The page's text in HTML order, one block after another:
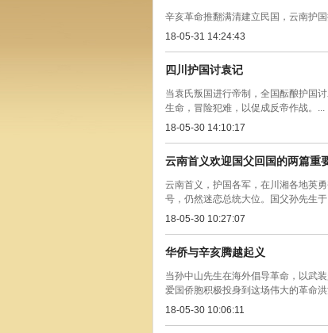
辛亥革命推翻满清建立民国，云南护
18-05-31 14:24:43
四川护国讨袁记
当袁氏叛国进行帝制，全国酝酿护国
生命，冒险犯难，以促成反帝作战。...
18-05-30 14:10:17
云南首义欢迎国父回国的两篇重
云南首义，护国各军，在川湘各地英
号，仍然迷恋总统大位。国父孙先生
18-05-30 10:27:07
华侨与辛亥腾越起义
当孙中山先生在海外倡导革命，以武
爱国侨胞积极投身到这场伟大的革命
18-05-30 10:06:11